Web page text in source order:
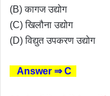
(B) कागज उद्योग
(C) खिलौना उद्योग
(D) विद्युत उपकरण उद्योग
Answer ⇒ C